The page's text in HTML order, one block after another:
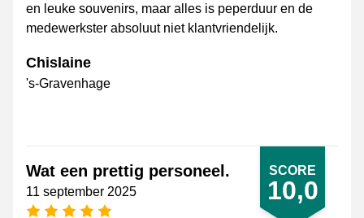
en leuke souvenirs, maar alles is peperduur en de
medewerkster absoluut niet klantvriendelijk.
Chislaine
's-Gravenhage
SCORE
10,0
Wat een prettig personeel.
11 september 2025
5 sterren